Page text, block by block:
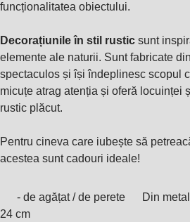
funcționalitatea obiectului.
Decorațiunile în stil rustic sunt
elemente ale naturii. Sunt fabricate
spectaculos și își îndeplinesc scopul
micuțe atrag atenția și oferă locuinței
rustic plăcut.
Pentru cineva care iubește să
acestea sunt cadouri ideale!
- de agățat / de perete Din metal
24 cm